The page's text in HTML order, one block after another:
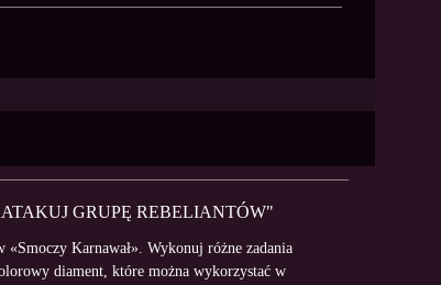
GRUPĘ REBELIANTÓW"
Karnawał». Wykonuj różne zadania
diament, które można wykorzystać w